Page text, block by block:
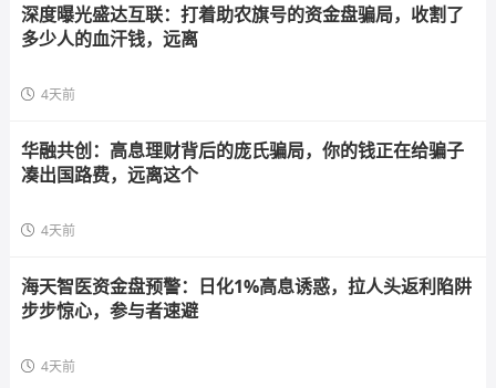
深度曝光盛达互联：打着助农旗号的资金盘骗局，收割了
多少人的血汗钱，远离
4天前
华融共创：高息理财背后的庞氏骗局，你的钱正在给骗子
凑出国路费，远离这个
4天前
海天智医资金盘预警：日化1%高息诱惑，拉人头返利陷阱
步步惊心，参与者速避
4天前